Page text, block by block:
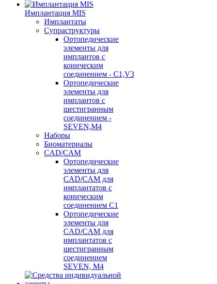
Имплантация MIS
Имплантаты
Супраструктуры
Ортопедические
элементы для
имплантов с
коническим
соединением - C1,V3
Ортопедические
элементы для
имплантов с
шестигранным
соединением -
SEVEN,M4
Наборы
Биоматериалы
CAD/CAM
Ортопедические
элементы для
CAD/CAM для
имплантатов с
коническим
соединением С1
Ортопедические
элементы для
CAD/CAM для
имплантатов с
шестигранным
соединением
SEVEN, М4